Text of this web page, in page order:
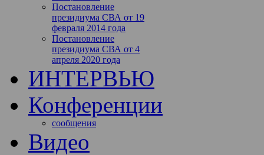
Постановление
президиума СВА от 19
февраля 2014 года
Постановление
президиума СВА от 4
апреля 2020 года
ИНТЕРВЬЮ
Конференции
сообщения
Видео